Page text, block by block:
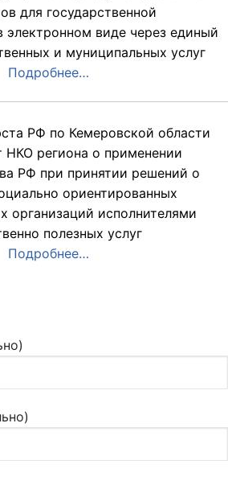
для государственной
электронном виде через единый
и муниципальных услуг
Подробнее…
РФ по Кемеровской области
НКО региона о применении
РФ при принятии решений о
ориентированных
организаций исполнителями
полезных услуг
Подробнее…